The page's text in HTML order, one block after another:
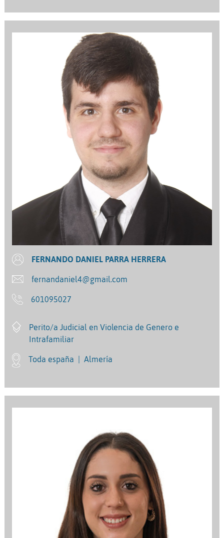
FERNANDO DANIEL PARRA HERRERA
fernandaniel4@gmail.com
601095027
Perito/a Judicial en Violencia de Genero e
Intrafamiliar
Toda españa Almería